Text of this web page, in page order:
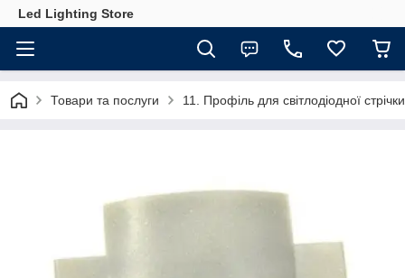
Led Lighting Store
Товари та послуги 11. Профіль для світлодіодної стрічки